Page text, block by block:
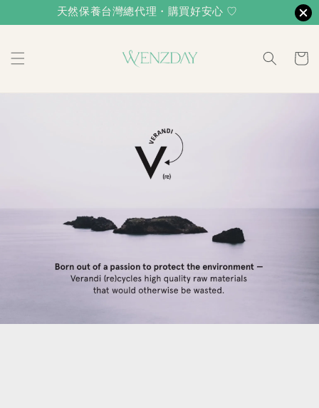
天然保養台灣總代理・購買好安心 ♡